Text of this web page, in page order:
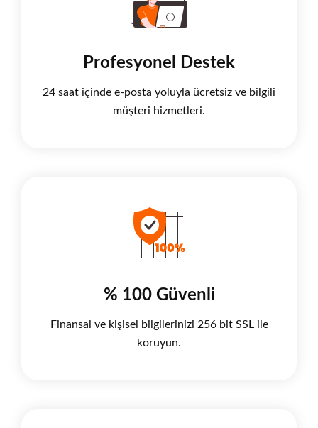
Profesyonel Destek
24 saat içinde e-posta yoluyla ücretsiz ve bilgili
müşteri hizmetleri.
% 100 Güvenli
Finansal ve kişisel bilgilerinizi 256 bit SSL ile
koruyun.